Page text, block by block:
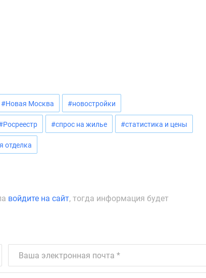
#Новая Москва #новостройки
#спрос на жилье #статистика и цены
отделка
войдите на сайт, тогда информация будет